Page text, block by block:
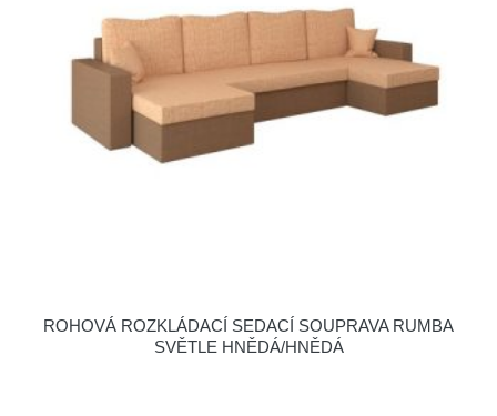
ROHOVÁ ROZKLÁDACÍ SEDACÍ SOUPRAVA RUMBA
SVĚTLE HNĚDÁ/HNĚDÁ